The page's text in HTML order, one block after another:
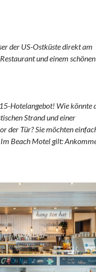
der US-Ostküste direkt am
und einem schönen
Hotelangebot! Wie könnte
Strand und einer
der Tür? Sie möchten
Beach Motel gilt: